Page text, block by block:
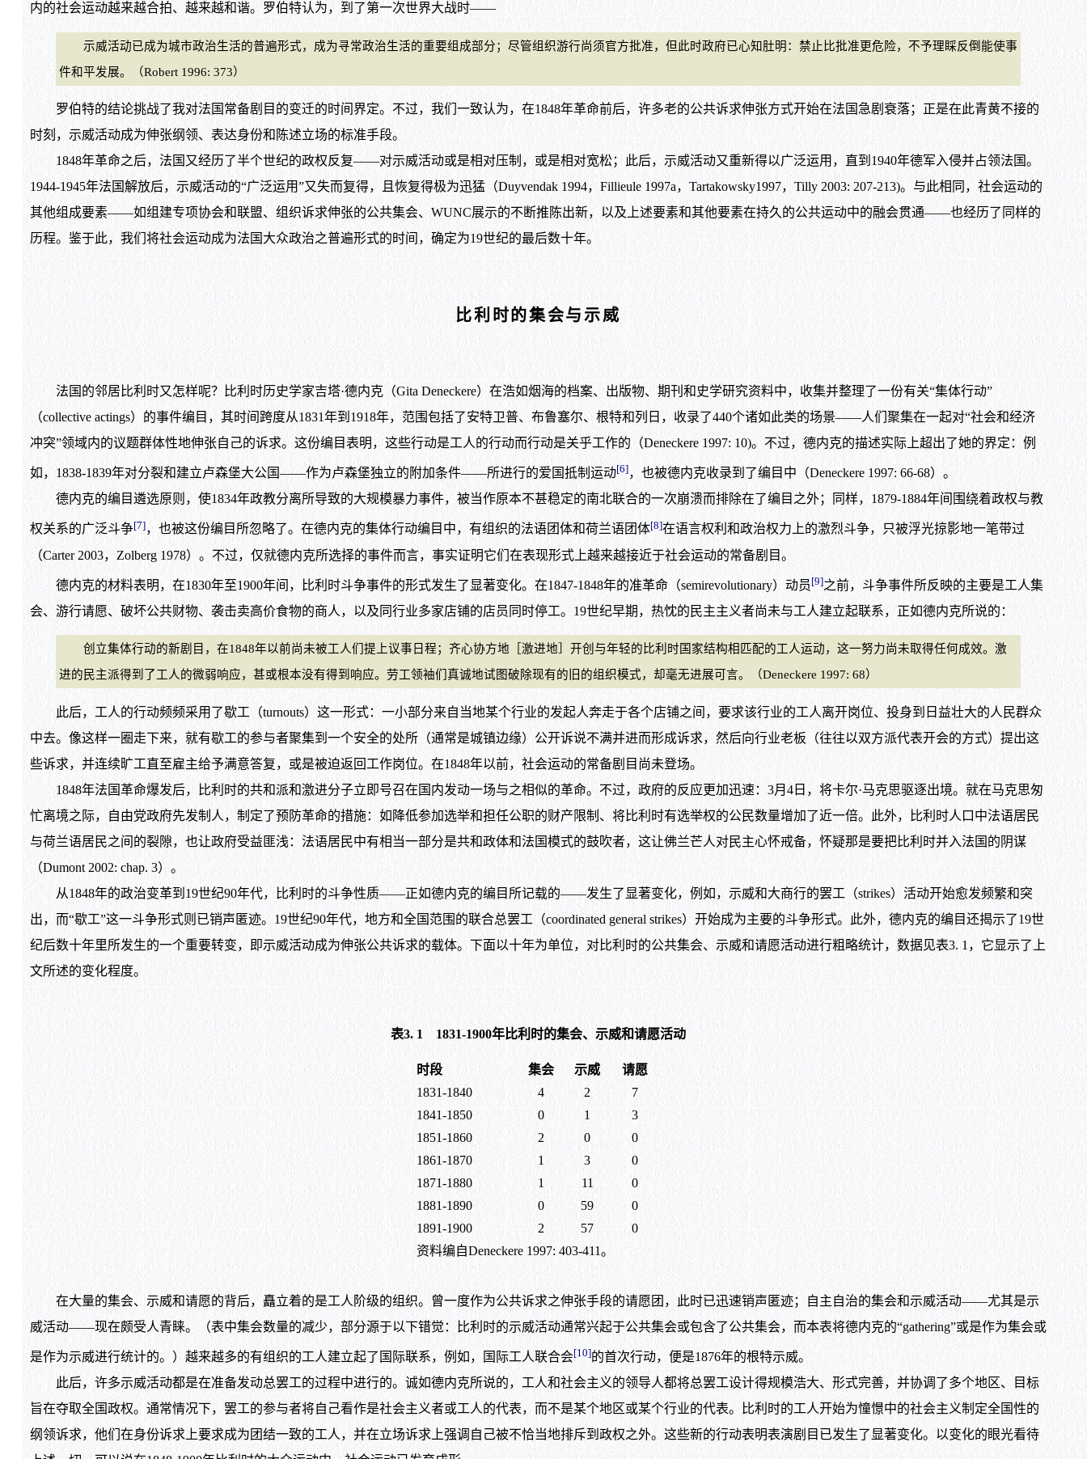
内的社会运动越来越合拍、越来越和谐。罗伯特认为，到了第一次世界大战时——
示威活动已成为城市政治生活的普遍形式，成为寻常政治生活的重要组成部分；尽管组织游行尚须官方批准，但此时政府已心知肚明：禁止比批准更危险，不予理睬反倒能使事
件和平发展。（Robert 1996: 373）
罗伯特的结论挑战了我对法国常备剧目的变迁的时间界定。不过，我们一致认为，在1848年革命前后，许多老的公共诉求伸张方式开始在法国急剧衰落；正是在此青黄不接的
时刻，示威活动成为伸张纲领、表达身份和陈述立场的标准手段。
1848年革命之后，法国又经历了半个世纪的政权反复——对示威活动或是相对压制，或是相对宽松；此后，示威活动又重新得以广泛运用，直到1940年德军入侵并占领法国。
1944-1945年法国解放后，示威活动的“广泛运用”又失而复得，且恢复得极为迅猛（Duyvendak 1994，Fillieule 1997a，Tartakowsky1997，Tilly 2003: 207-213)。与此相同，社会运动的
其他组成要素——如组建专项协会和联盟、组织诉求伸张的公共集会、WUNC展示的不断推陈出新，以及上述要素和其他要素在持久的公共运动中的融会贯通——也经历了同样的
历程。鉴于此，我们将社会运动成为法国大众政治之普遍形式的时间，确定为19世纪的最后数十年。
比利时的集会与示威
法国的邻居比利时又怎样呢？比利时历史学家吉塔·德内克（Gita Deneckere）在浩如烟海的档案、出版物、期刊和史学研究资料中，收集并整理了一份有关“集体行动”
（collective actings）的事件编目，其时间跨度从1831年到1918年，范围包括了安特卫普、布鲁塞尔、根特和列日，收录了440个诸如此类的场景——人们聚集在一起对“社会和经济
冲突”领域内的议题群体性地伸张自己的诉求。这份编目表明，这些行动是工人的行动而行动是关乎工作的（Deneckere 1997: 10)。不过，德内克的描述实际上超出了她的界定：例
如，1838-1839年对分裂和建立卢森堡大公国——作为卢森堡独立的附加条件——所进行的爱国抵制运动[6]，也被德内克收录到了编目中（Deneckere 1997: 66-68）。
德内克的编目遴选原则，使1834年政教分离所导致的大规模暴力事件，被当作原本不甚稳定的南北联合的一次崩溃而排除在了编目之外；同样，1879-1884年间围绕着政权与教
权关系的广泛斗争[7]，也被这份编目所忽略了。在德内克的集体行动编目中，有组织的法语团体和荷兰语团体[8]在语言权利和政治权力上的激烈斗争，只被浮光掠影地一笔带过
（Carter 2003，Zolberg 1978）。不过，仅就德内克所选择的事件而言，事实证明它们在表现形式上越来越接近于社会运动的常备剧目。
德内克的材料表明，在1830年至1900年间，比利时斗争事件的形式发生了显著变化。在1847-1848年的准革命（semirevolutionary）动员[9]之前，斗争事件所反映的主要是工人集
会、游行请愿、破坏公共财物、袭击卖高价食物的商人，以及同行业多家店铺的店员同时停工。19世纪早期，热忱的民主主义者尚未与工人建立起联系，正如德内克所说的：
创立集体行动的新剧目，在1848年以前尚未被工人们提上议事日程；齐心协方地［激进地］开创与年轻的比利时国家结构相匹配的工人运动，这一努力尚未取得任何成效。激
进的民主派得到了工人的微弱响应，甚或根本没有得到响应。劳工领袖们真诚地试图破除现有的旧的组织模式，却毫无进展可言。（Deneckere 1997: 68）
此后，工人的行动频频采用了歇工（turnouts）这一形式：一小部分来自当地某个行业的发起人奔走于各个店铺之间，要求该行业的工人离开岗位、投身到日益壮大的人民群众
中去。像这样一圈走下来，就有歇工的参与者聚集到一个安全的处所（通常是城镇边缘）公开诉说不满并进而形成诉求，然后向行业老板（往往以双方派代表开会的方式）提出这
些诉求，并连续旷工直至雇主给予满意答复，或是被迫返回工作岗位。在1848年以前，社会运动的常备剧目尚未登场。
1848年法国革命爆发后，比利时的共和派和激进分子立即号召在国内发动一场与之相似的革命。不过，政府的反应更加迅速：3月4日，将卡尔·马克思驱逐出境。就在马克思匆
忙离境之际，自由党政府先发制人，制定了预防革命的措施：如降低参加选举和担任公职的财产限制、将比利时有选举权的公民数量增加了近一倍。此外，比利时人口中法语居民
与荷兰语居民之间的裂隙，也让政府受益匪浅：法语居民中有相当一部分是共和政体和法国模式的鼓吹者，这让佛兰芒人对民主心怀戒备，怀疑那是要把比利时并入法国的阴谋
（Dumont 2002: chap. 3）。
从1848年的政治变革到19世纪90年代，比利时的斗争性质——正如德内克的编目所记载的——发生了显著变化，例如，示威和大商行的罢工（strikes）活动开始愈发频繁和突
出，而“歇工”这一斗争形式则已销声匿迹。19世纪90年代，地方和全国范围的联合总罢工（coordinated general strikes）开始成为主要的斗争形式。此外，德内克的编目还揭示了19世
纪后数十年里所发生的一个重要转变，即示威活动成为伸张公共诉求的载体。下面以十年为单位，对比利时的公共集会、示威和请愿活动进行粗略统计，数据见表3. 1，它显示了上
文所述的变化程度。
表3. 1 1831-1900年比利时的集会、示威和请愿活动
时段 集会 示威
请愿
1831-1840
4 2
7
1841-1850
0 1
3
1851-1860
2 0
0
1861-1870
1 3
0
1871-1880
1 11
0
1881-1890
0 59
0
1891-1900
2 57
0
资料编自Deneckere 1997: 403-411。
在大量的集会、示威和请愿的背后，矗立着的是工人阶级的组织。曾一度作为公共诉求之伸张手段的请愿团，此时已迅速销声匿迹；自主自治的集会和示威活动——尤其是示
威活动——现在颇受人青睐。（表中集会数量的减少，部分源于以下错觉：比利时的示威活动通常兴起于公共集会或包含了公共集会，而本表将德内克的“gathering”或是作为集会或
是作为示威进行统计的。）越来越多的有组织的工人建立起了国际联系，例如，国际工人联合会[10]的首次行动，便是1876年的根特示威。
此后，许多示威活动都是在准备发动总罢工的过程中进行的。诚如德内克所说的，工人和社会主义的领导人都将总罢工设计得规模浩大、形式完善，并协调了多个地区、目标
旨在夺取全国政权。通常情况下，罢工的参与者将自己看作是社会主义者或工人的代表，而不是某个地区或某个行业的代表。比利时的工人开始为憧憬中的社会主义制定全国性的
纲领诉求，他们在身份诉求上要求成为团结一致的工人，并在立场诉求上强调自己被不恰当地排斥到政权之外。这些新的行动表明表演剧目已发生了显著变化。以变化的眼光看待